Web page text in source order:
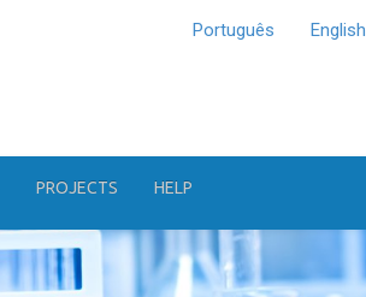
Português English
PROJECTS HELP